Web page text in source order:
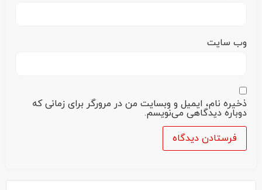
وب‌ سایت
ذخیره نام، ایمیل و وبسایت من در مرورگر برای زمانی که
دوباره دیدگاهی می‌نویسم.